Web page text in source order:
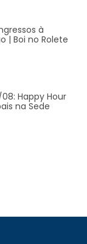
à
| Boi no Rolete
08: Happy Hour
na Sede